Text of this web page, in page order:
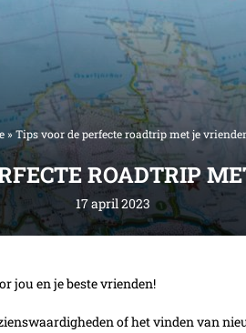
»Tips voor de perfecte roadtrip met je
ROADTRIP
17 april 2023
jou en je beste vrienden!
of het vinden van